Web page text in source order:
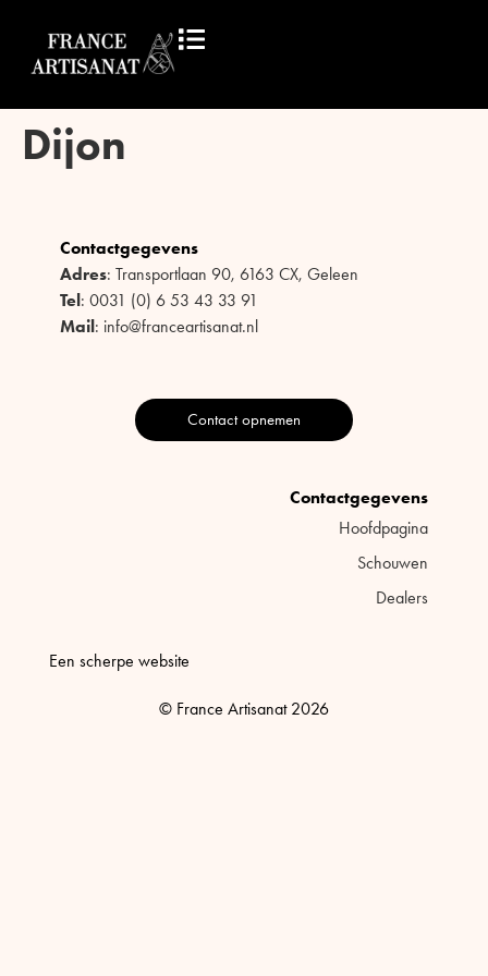
Dijon
Contactgegevens
Adres: Transportlaan 90, 6163 CX, Geleen
Tel: 0031 (0) 6 53 43 33 91
Mail: info@franceartisanat.nl
Contact opnemen
Contactgegevens
Hoofdpagina
Schouwen
Dealers
Een scherpe website
© France Artisanat 2026